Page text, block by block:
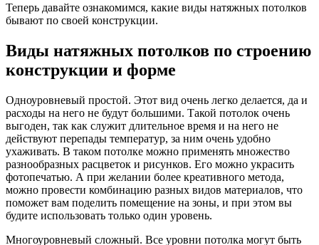
Теперь давайте ознакомимся, какие виды натяжных потолков
бывают по своей конструкции.
Виды натяжных потолков по строению
конструкции и форме
Одноуровневый простой. Этот вид очень легко делается, да и
расходы на него не будут большими. Такой потолок очень
выгоден, так как служит длительное время и на него не
действуют перепады температур, за ним очень удобно
ухаживать. В таком потолке можно применять множество
разнообразных расцветок и рисунков. Его можно украсить
фотопечатью. А при желании более креативного метода,
можно провести комбинацию разных видов материалов, что
поможет вам поделить помещение на зоны, и при этом вы
будите использовать только один уровень.
Многоуровневый сложный. Все уровни потолка могут быть